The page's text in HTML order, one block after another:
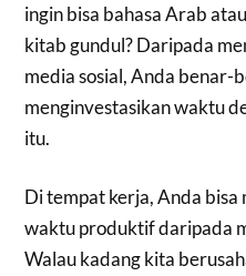
ingin bisa bahasa Arab
kitab gundul? Daripada
media sosial, Anda benar-
menginvestasikan waktu
itu.
Di tempat kerja, Anda
waktu produktif daripada
Walau kadang kita